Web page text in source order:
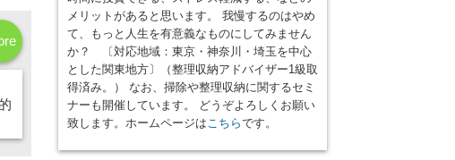
メリットがあると思います。 我慢するのはやめ
て、もっと人生を有意義なものにしてみません
か？ 〔対応地域：東京・神奈川・埼玉を中心
とした関東地方〕（整理収納アドバイザー1級取
得済み。） なお、掃除や整理収納に関するセミ
ナーも開催しています。 どうぞよろしくお願い
致します。ホームページはこちらです。